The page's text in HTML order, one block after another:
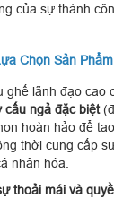
của sự thành
Chọn Sản
ghế lãnh đạo cao
cấu ngả đặc biệt
hoàn hảo để
thời cung cấp
nhân hóa.
thoải mái và